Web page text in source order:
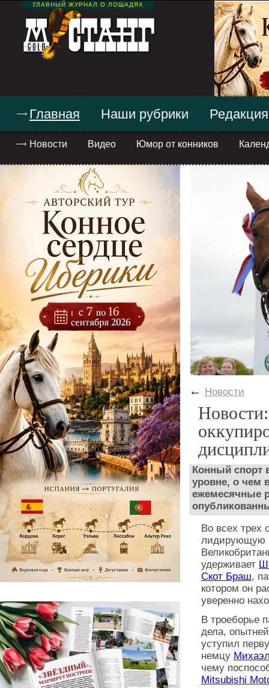
ГЛАВНЫЙ ЖУРНАЛ О ЛОШАДЯХ
Главная
Новости Видео Юмор от конников
Наши рубрики Редакция
← Новости
Конный спорт
уровне, о чем
ежемесячные
Во всех трех
лидирующую
удерживает
Скот Браш,
котором он
уверенно
В троеборье
дела,
уступил
немцу
чему
Mitsubishi